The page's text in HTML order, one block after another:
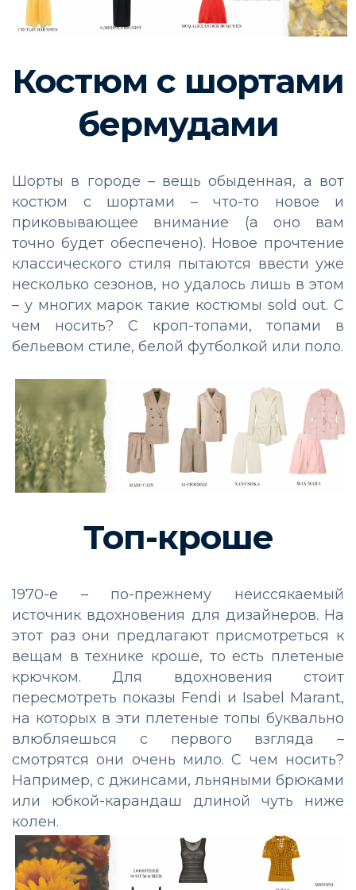
Костюм с шортами
бермудами
Шорты в городе – вещь обыденная, а вот
костюм с шортами – что-то новое и
приковывающее внимание (а оно вам
точно будет обеспечено). Новое прочтение
классического стиля пытаются ввести уже
несколько сезонов, но удалось лишь в этом
– у многих марок такие костюмы sold out. С
чем носить? С кроп-топами, топами в
бельевом стиле, белой футболкой или поло.
Топ-кроше
1970-е – по-прежнему неиссякаемый
источник вдохновения для дизайнеров. На
этот раз они предлагают присмотреться к
вещам в технике кроше, то есть плетеные
крючком. Для вдохновения стоит
пересмотреть показы Fendi и Isabel Marant,
на которых в эти плетеные топы буквально
влюбляешься с первого взгляда –
смотрятся они очень мило. С чем носить?
Например, с джинсами, льняными брюками
или юбкой-карандаш длиной чуть ниже
колен.